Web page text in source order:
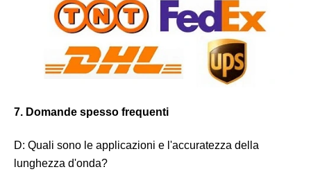
7. Domande spesso frequenti
D: Quali sono le applicazioni e l'accuratezza della
lunghezza d'onda?